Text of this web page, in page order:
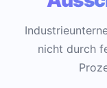
nicht durch